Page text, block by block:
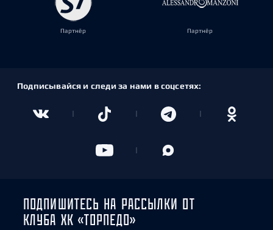
Партнёр Партнёр
Подписывайся и следи за нами в соцсетях:
ПОДПИШИТЕСЬ НА РАССЫЛКИ ОТ
КЛУБА ХК «ТОРПЕДО»